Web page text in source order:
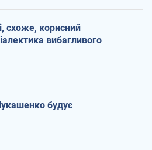
схоже, корисний
вибагливого
будує